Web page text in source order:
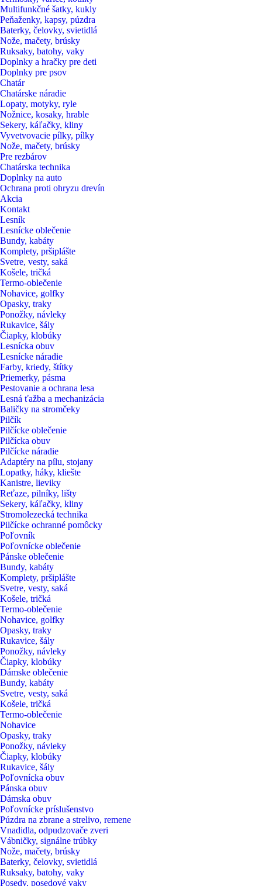
Multifunkčné šatky, kukly
Peňaženky, kapsy, púzdra
Baterky, čelovky, svietidlá
Nože, mačety, brúsky
Ruksaky, batohy, vaky
Doplnky a hračky pre deti
Doplnky pre psov
Chatár
Chatárske náradie
Lopaty, motyky, ryle
Nožnice, kosaky, hrable
Sekery, káľačky, kliny
Vyvetvovacie pílky, pílky
Nože, mačety, brúsky
Pre rezbárov
Chatárska technika
Doplnky na auto
Ochrana proti ohryzu drevín
Akcia
Kontakt
Lesník
Lesnícke oblečenie
Bundy, kabáty
Komplety, pršiplášte
Svetre, vesty, saká
Košele, tričká
Termo-oblečenie
Nohavice, golfky
Opasky, traky
Ponožky, návleky
Rukavice, šály
Čiapky, klobúky
Lesnícka obuv
Lesnícke náradie
Farby, kriedy, štítky
Priemerky, pásma
Pestovanie a ochrana lesa
Lesná ťažba a mechanizácia
Baličky na stromčeky
Pilčík
Pilčícke oblečenie
Pilčícka obuv
Pilčícke náradie
Adaptéry na pílu, stojany
Lopatky, háky, kliešte
Kanistre, lieviky
Reťaze, pilníky, lišty
Sekery, káľačky, kliny
Stromolezecká technika
Pilčícke ochranné pomôcky
Poľovník
Poľovnícke oblečenie
Pánske oblečenie
Bundy, kabáty
Komplety, pršiplášte
Svetre, vesty, saká
Košele, tričká
Termo-oblečenie
Nohavice, golfky
Opasky, traky
Rukavice, šály
Ponožky, návleky
Čiapky, klobúky
Dámske oblečenie
Bundy, kabáty
Svetre, vesty, saká
Košele, tričká
Termo-oblečenie
Nohavice
Opasky, traky
Ponožky, návleky
Čiapky, klobúky
Rukavice, šály
Poľovnícka obuv
Pánska obuv
Dámska obuv
Poľovnícke príslušenstvo
Púzdra na zbrane a strelivo, remene
Vnadidla, odpudzovače zveri
Vábničky, signálne trúbky
Nože, mačety, brúsky
Baterky, čelovky, svietidlá
Ruksaky, batohy, vaky
Posedy, posedové vaky